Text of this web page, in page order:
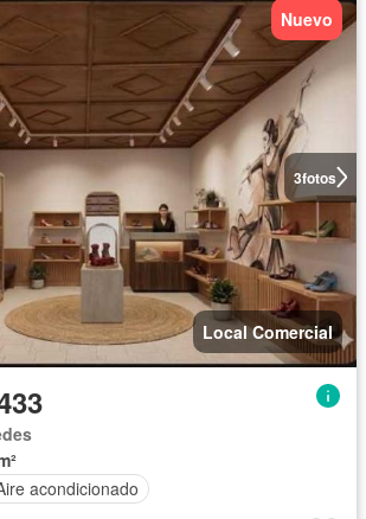
3fotos
Nuevo
Local Comercial
acondicionado